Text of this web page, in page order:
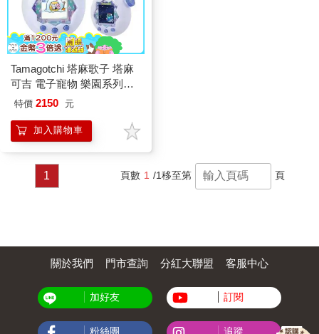
Tamagotchi 塔麻歌子 塔麻
可吉 電子寵物 樂園系列
（極地冰雪）
特價 2150 元
加入購物車
1 頁數 1 /1移至第 頁
關於我們 門市查詢 分紅大聯盟 客服中心
加好友 訂閱
粉絲團 追蹤